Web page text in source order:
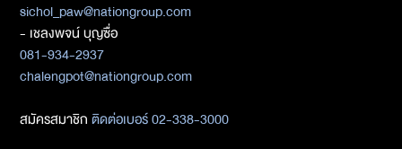
sichol_paw@nationgroup.com
- เชลงพจน์ บุญซื่อ
081-934-2937
chalengpot@nationgroup.com
สมัครสมาชิกติดต่อเบอร์ 02-338-3000